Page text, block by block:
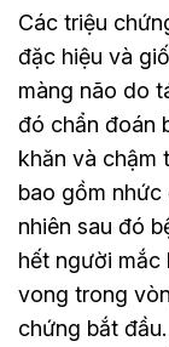
Các triệu
đặc hiệu và
màng não do
đó chẩn đoán
khăn và chậm
bao gồm nhức
nhiên sau đó
hết người mắc
vong trong
chứng bắt